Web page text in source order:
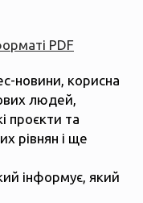
PDF
новини, корисна
людей,
проєкти та
рівнян і ще
інформує, який